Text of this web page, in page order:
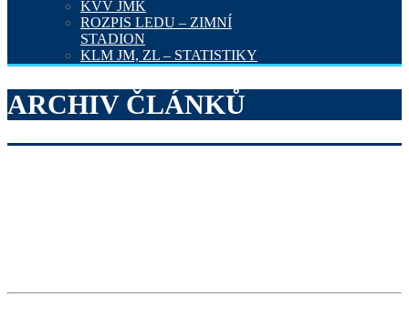
KVV JMK
ROZPIS LEDU – ZIMNÍ
STADION
KLM JM, ZL – STATISTIKY
ARCHIV ČLÁNKŮ